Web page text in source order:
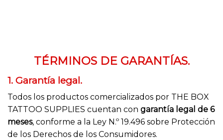
TÉRMINOS DE GARANTÍAS.
1. Garantía legal.
Todos los productos comercializados por THE BOX
TATTOO SUPPLIES cuentan con garantía legal de 6
meses, conforme a la Ley N.º 19.496 sobre Protección
de los Derechos de los Consumidores.